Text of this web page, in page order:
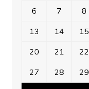
6 7 8
13 14 15
20 21 22
27 28 29